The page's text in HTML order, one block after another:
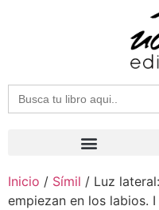
Buscar:
Inicio / Símil / Luz
empiezan en los labios.